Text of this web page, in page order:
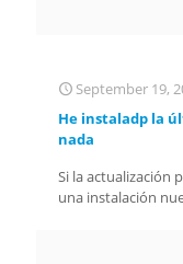
September 19,
He instaladp la
nada
Si la actualización
una instalación